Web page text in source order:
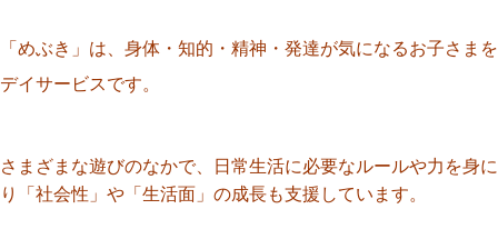
「めぶき」は、身体・知的・精神・発達が気になるお子さま
デイサービスです。
さまざまな遊びのなかで、日常生活に必要なルールや力を身
り「社会性」や「生活面」の成長も支援しています。